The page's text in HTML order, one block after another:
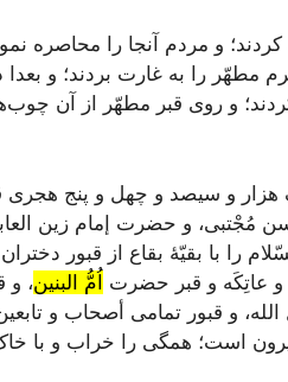
و مردم آنجا را محاصره
مطهّر را به غارت بردند؛ و
و روى قبر مطهّر از آن
و سیصد و چهل و پنج هجرى
مُجْتبى، و حضرت إمام زین
را با بقیّۀ بقاع از قبور
و عاتِکَه و قبر حضرت اُمُّ البنین، و
و قبور تمامى أصحاب و
است؛ همگى را خراب و با